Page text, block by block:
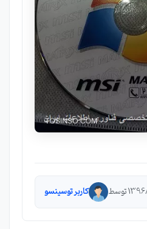
کاربر توسینسو